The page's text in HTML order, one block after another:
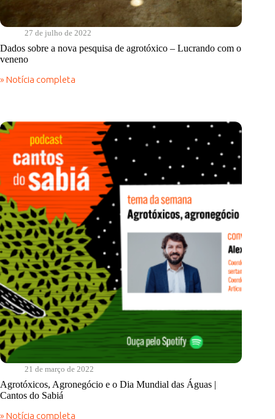
27 de julho de 2022
Dados sobre a nova pesquisa de agrotóxico – Lucrando com o
veneno
» Notícia completa
Dados
pesquisa
de
agrotóxico
Lucrando
com
o
veneno
21 de março de 2022
Agrotóxicos, Agronegócio e o Dia Mundial das Águas |
Cantos do Sabiá
» Notícia completa